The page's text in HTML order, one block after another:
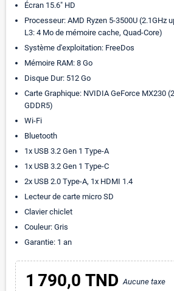
Écran 15.6" HD
Processeur: AMD Ryzen 5-3500U (2.1GHz
L3: 4 Mo de mémoire cache, Quad-Core)
Système d'exploitation: FreeDos
Mémoire RAM: 8 Go
Disque Dur: 512 Go
Carte Graphique: NVIDIA GeForce MX230
GDDR5)
Wi-Fi
Bluetooth
1x USB 3.2 Gen 1 Type-A
1x USB 3.2 Gen 1 Type-C
2x USB 2.0 Type-A, 1x HDMI 1.4
Lecteur de carte micro SD
Clavier chiclet
Couleur: Gris
Garantie: 1 an
1 790,0 TNDAucune taxe